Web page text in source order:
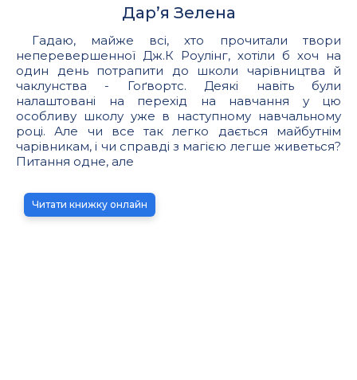
Дар’я Зелена
Гадаю, майже всі, хто прочитали твори
неперевершенної Дж.К Роулінг, хотіли б хоч на
один день потрапити до школи чарівництва й
чаклунства - Гоґвортс. Деякі навіть були
налаштовані на перехід на навчання у цю
особливу школу уже в наступному навчальному
році. Але чи все так легко дається майбутнім
чарівникам, і чи справді з магією легше живеться?
Питання одне, але
Читати книжку онлайн